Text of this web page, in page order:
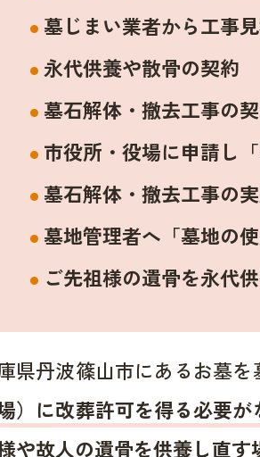
墓じまい業者から工事
永代供養や散骨の契約
墓石解体・撤去工事の
市役所・役場に申請し
墓石解体・撤去工事の
墓地管理者へ「墓地の
ご先祖様の遺骨を永代
県丹波篠山市にあるお墓を
）に改葬許可を得る必要
や故人の遺骨を供養し直